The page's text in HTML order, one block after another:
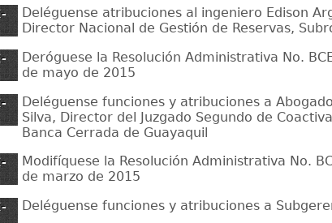
Deléguense atribuciones al ingeniero Edison
Director Nacional de Gestión de Reservas,
Deróguese la Resolución Administrativa No.
de mayo de 2015
Deléguense funciones y atribuciones a
Silva, Director del Juzgado Segundo de
Banca Cerrada de Guayaquil
Modifíquese la Resolución Administrativa No.
de marzo de 2015
Deléguense funciones y atribuciones a